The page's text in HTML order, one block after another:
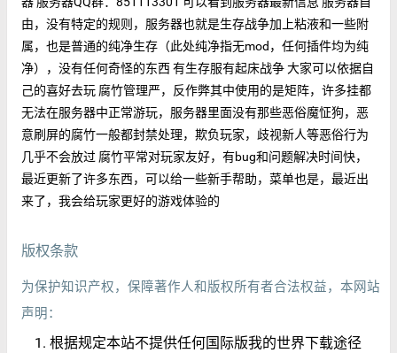
由，没有特定的规则，服务器也就是生存战争加上粘液和一些附
属，也是普通的纯净生存（此处纯净指无mod，任何插件均为纯
净），没有任何奇怪的东西 有生存服有起床战争 大家可以依据自
己的喜好去玩 腐竹管理严，反作弊其中使用的是矩阵，许多挂都
无法在服务器中正常游玩，服务器里面没有那些恶俗魔怔狗，恶
意刷屏的腐竹一般都封禁处理，欺负玩家，歧视新人等恶俗行为
几乎不会放过 腐竹平常对玩家友好，有bug和问题解决时间快，
最近更新了许多东西，可以给一些新手帮助，菜单也是，最近出
来了，我会给玩家更好的游戏体验的
版权条款
为保护知识产权，保障著作人和版权所有者合法权益，本网站
声明：
根据规定本站不提供任何国际版我的世界下载途径